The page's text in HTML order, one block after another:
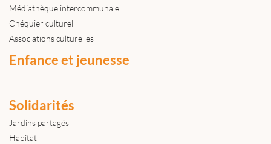
Médiathèque intercommunale
Chéquier culturel
Associations culturelles
Enfance et jeunesse
Solidarités
Jardins partagés
Habitat